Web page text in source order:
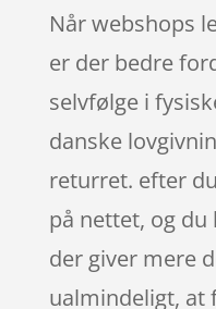
Når webshops
er der bedre
selvfølge i
danske
returret. efter
på nettet, og
der giver mere
ualmindeligt, at